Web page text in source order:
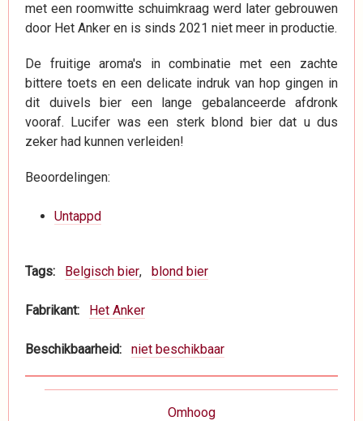
met een roomwitte schuimkraag werd later gebrouwen
door Het Anker en is sinds 2021 niet meer in productie.
De fruitige aroma's in combinatie met een zachte
bittere toets en een delicate indruk van hop gingen in
dit duivels bier een lange gebalanceerde afdronk
vooraf. Lucifer was een sterk blond bier dat u dus
zeker had kunnen verleiden!
Beoordelingen:
Untappd
Tags Belgisch bier blond bier
Fabrikant Het Anker
Beschikbaarheid niet beschikbaar
Omhoog